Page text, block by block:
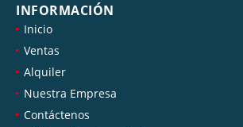
INFORMACIÓN
Inicio
Ventas
Alquiler
Nuestra Empresa
Contáctenos